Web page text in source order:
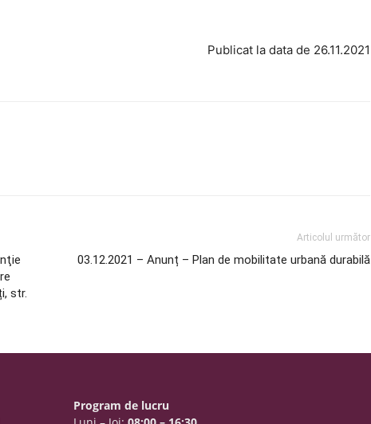
Publicat la data de 26.11.2021
str.
Articolul următor
03.12.2021 – Anunț – Plan de mobilitate urbană durabilă
Program de lucru